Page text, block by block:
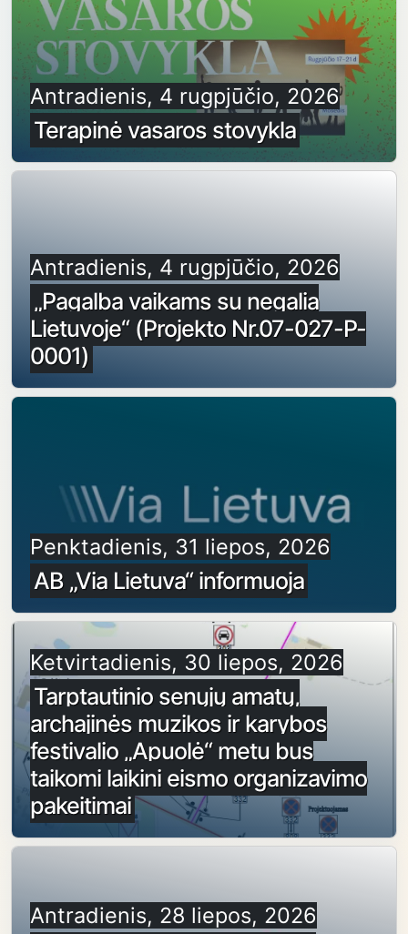
Antradienis, 4 rugpjūčio, 2026
Terapinė vasaros stovykla
Antradienis, 4 rugpjūčio, 2026
„Pagalba vaikams su negalia
Lietuvoje“ (Projekto Nr.07-027-P-
0001)
Penktadienis, 31 liepos, 2026
AB „Via Lietuva“ informuoja
Ketvirtadienis, 30 liepos, 2026
Tarptautinio senųjų amatų,
archajinės muzikos ir karybos
festivalio „Apuolė“ metu bus
taikomi laikini eismo organizavimo
pakeitimai
Antradienis, 28 liepos, 2026